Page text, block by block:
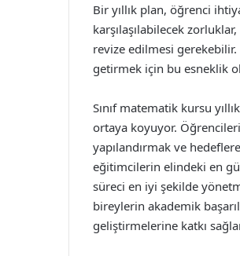
Bir yıllık plan, öğrenci
karşılaşılabilecek
revize edilmesi
getirmek için bu esneklik
Sınıf matematik kursu
ortaya koyuyor.
yapılandırmak ve
eğitimcilerin elindeki en
süreci en iyi şekilde
bireylerin akademik
geliştirmelerine katkı